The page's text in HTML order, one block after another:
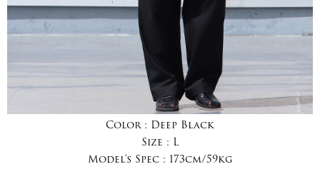
Color : Deep Black
Size : L
Model's Spec : 173cm/59kg